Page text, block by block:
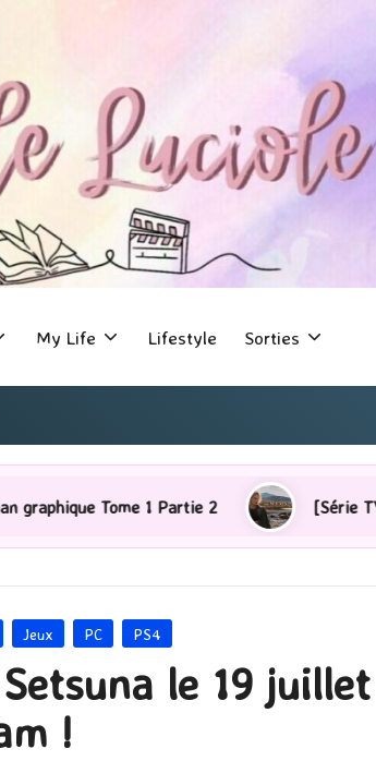
My Life Lifestyle Sorties
Partie 2 [Série TV] The Madison :
Jeux PC PS4
le 19
!